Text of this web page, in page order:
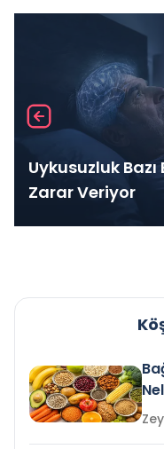
Uykusuzluk
Zarar Veriyor